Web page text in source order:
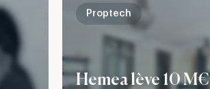
Hemea lève 10 M€
Proptech